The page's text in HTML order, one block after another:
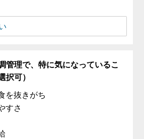
管理で、特に気になっているこ
択可）
を抜きがち
すさ